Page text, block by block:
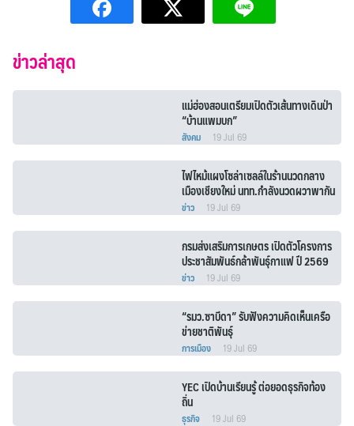
ข่าวล่าสุด
แม่ฮ่องสอนเตรียมเปิดตัวเส้นทางเดินป่า
“บ้านแพมบก”
สังคม 19 Jul 69
ไฟไหม้แผงโซล่าเซลล์ในร้านนวดกลาง
เมืองเชียงใหม่ นทท.กำลังนวดผวาพากัน
หนีออกจากร้าน
ข่าว 19 Jul 69
กรมส่งเสริมการเกษตร เปิดตัวโครงการ
ประชาสัมพันธ์กล้าพันธุ์กาแฟ ปี 2569
ข่าว 19 Jul 69
“รมว.ซาบีดา” รับฟังความคิดเห็นเครือ
ข่ายชาติพันธุ์
การเมือง 19 Jul 69
YEC เปิดบ้านเรียนรู้ ต่อยอดธุรกิจท้อง
ถิ่น
ธุรกิจ 19 Jul 69